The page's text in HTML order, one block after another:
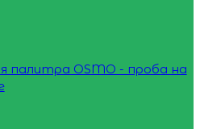
палитра OSMO - проба на